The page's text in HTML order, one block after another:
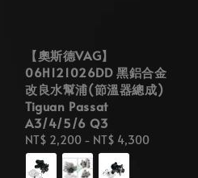
【奧斯德VAG】
06H121026DD 黑鋁合金
改良水幫浦(節溫器總成)
Tiguan Passat
A3/4/5/6 Q3
Regular
price
NT$ 2,200 - NT$ 4,300